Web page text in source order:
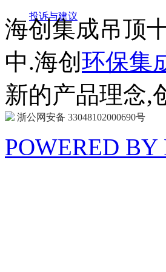
投诉与建议
海创集成吊顶
中.海创环保集
新的产品理念,
浙公网安备 33048102000690号
POWERED BY